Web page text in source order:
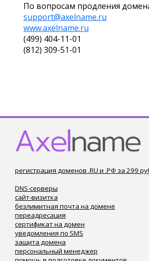
По вопросам продления
support@axelname.ru
www.axelname.ru
(499) 404-11-01
(812) 309-51-01
регистрация доменов .RU и .РФ за 299
DNS-серверы
сайт-визитка
безлимитная почта на домене
переадресация
сертификат на домен
уведомления по SMS
защита домена
персональный менеджер